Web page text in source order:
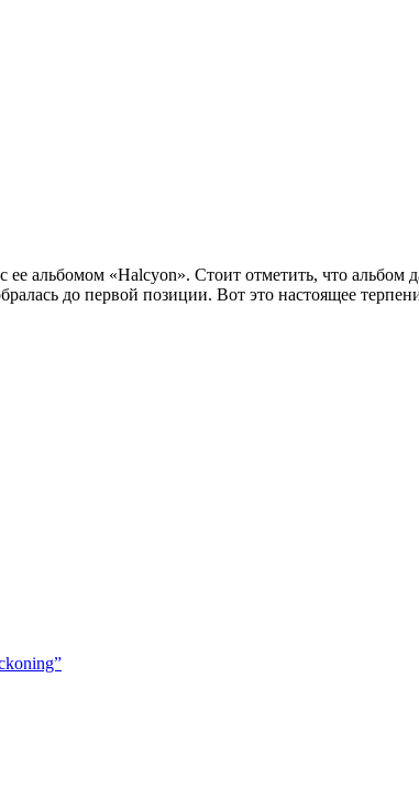
альбомом «Halcyon». Стоит отметить, что
до первой позиции. Вот это настоящее